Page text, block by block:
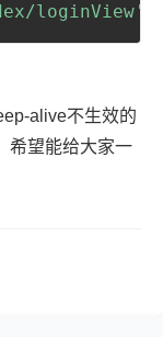
loginView'
alive不生效的
希望能给大家一